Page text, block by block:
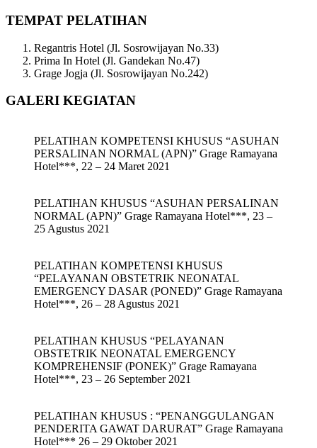
TEMPAT PELATIHAN
Regantris Hotel (Jl. Sosrowijayan No.33)
Prima In Hotel (Jl. Gandekan No.47)
Grage Jogja (Jl. Sosrowijayan No.242)
GALERI KEGIATAN
PELATIHAN KOMPETENSI KHUSUS “ASUHAN
PERSALINAN NORMAL (APN)” Grage Ramayana
Hotel***, 22 – 24 Maret 2021
PELATIHAN KHUSUS “ASUHAN PERSALINAN
NORMAL (APN)” Grage Ramayana Hotel***, 23 –
25 Agustus 2021
PELATIHAN KOMPETENSI KHUSUS
“PELAYANAN OBSTETRIK NEONATAL
EMERGENCY DASAR (PONED)” Grage Ramayana
Hotel***, 26 – 28 Agustus 2021
PELATIHAN KHUSUS “PELAYANAN
OBSTETRIK NEONATAL EMERGENCY
KOMPREHENSIF (PONEK)” Grage Ramayana
Hotel***, 23 – 26 September 2021
PELATIHAN KHUSUS : “PENANGGULANGAN
PENDERITA GAWAT DARURAT” Grage Ramayana
Hotel*** 26 – 29 Oktober 2021